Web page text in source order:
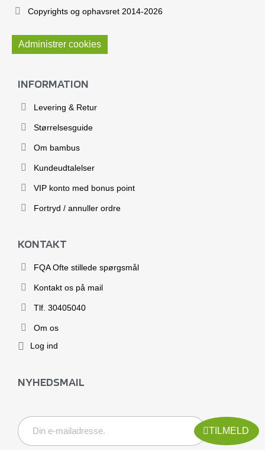
Copyrights og ophavsret 2014-2026
Administrer cookies
INFORMATION
Levering & Retur
Størrelsesguide
Om bambus
Kundeudtalelser
VIP konto med bonus point
Fortryd / annuller ordre
KONTAKT
FQA Ofte stillede spørgsmål
Kontakt os på mail
Tlf. 30405040
Om os
Log ind
NYHEDSMAIL
TILMELD